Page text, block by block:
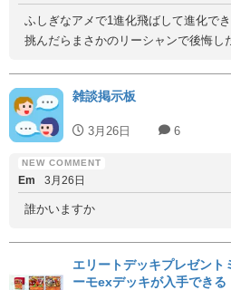
ふしぎなアメで1進化飛ばして進化で
挑んだらまさかのリーシャンで後悔し
雑談掲示板
3月26日 6
Em 3月26日
誰かいますか
エリートデッキプレゼント
ーモexデッキが入手できる